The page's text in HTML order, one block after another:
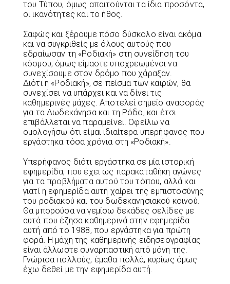
του Τύπου, όμως απαιτούνται τα ίδια προσόντα,
οι ικανότητες και το ήθος.
Σαφώς και ξέρουμε πόσο δύσκολο είναι ακόμα
και να συγκριθείς με όλους αυτούς που
εδραίωσαν τη «Ροδιακή» στη συνείδηση του
κόσμου, όμως είμαστε υποχρεωμένοι να
συνεχίσουμε στον δρόμο που χάραξαν.
Διότι η «Ροδιακή», σε πείσμα των καιρών, θα
συνεχίσει να υπάρχει και να δίνει τις
καθημερινές μάχες. Αποτελεί σημείο αναφοράς
για τα Δωδεκάνησα και τη Ρόδο, και έτσι
επιβάλλεται να παραμείνει. Οφείλω να
ομολογήσω ότι είμαι ιδιαίτερα υπερήφανος που
εργάστηκα τόσα χρόνια στη «Ροδιακή».
Υπερήφανος διότι εργάστηκα σε μία ιστορική
εφημερίδα, που έχει ως παρακαταθήκη αγώνες
για τα προβλήματα αυτού του τόπου, αλλά και
γιατί η εφημερίδα αυτή χαίρει της εμπιστοσύνης
του ροδιακού και του δωδεκανησιακού κοινού.
Θα μπορούσα να γεμίσω δεκάδες σελίδες με
αυτά που έζησα καθημερινά στην εφημερίδα
αυτή από το 1988, που εργάστηκα για πρώτη
φορά. Η μάχη της καθημερινής ειδησεογραφίας
είναι άλλωστε συναρπαστική από μόνη της.
Γνώρισα πολλούς, έμαθα πολλά, κυρίως όμως
έχω δεθεί με την εφημερίδα αυτή.